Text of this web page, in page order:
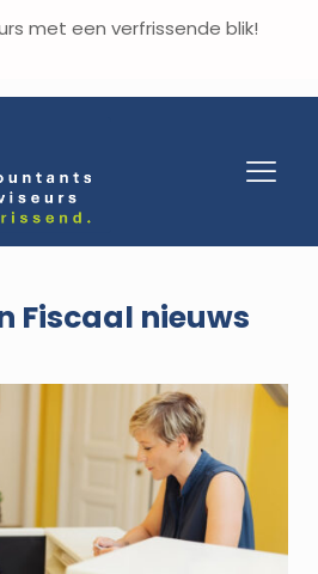
met een verfrissende blik!
Fiscaal nieuws